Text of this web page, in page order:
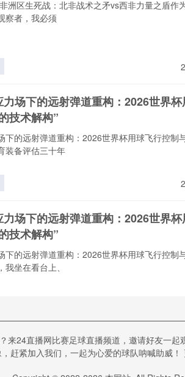
洲区生死战：北非战术之矛vs西非力量之盾作
察者，我必须
力场下的远射弹道重构：2026世界
技术解构”
下的远射弹道重构：2026世界杯用球飞行控制
装备评估三十年
力场下的远射弹道重构：2026世界
技术解构”
下的远射弹道重构：2026世界杯用球飞行控制
坐在看台上、
角下VAR判读偏差的能流路径研究
的实证检验》
VAR判读偏差的能流路径研究——基于2022卡
来24直播网比赛足球直播频道，邀请好友一
赶紧加入我们，一起为心爱的球队呐喊助威